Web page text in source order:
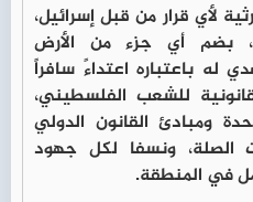
لأي قرار من قبل إسرائيل،
بضم أي جزء من الأرض
له باعتباره اعتداءً سافراً
للشعب الفلسطيني،
ومبادئ القانون الدولي
الصلة، ونسفا لكل جهود
في المنطقة.